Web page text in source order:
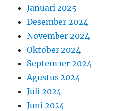
Januari 2025
Desember 2024
November 2024
Oktober 2024
September 2024
Agustus 2024
Juli 2024
Juni 2024